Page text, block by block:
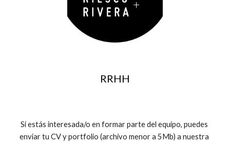
RRHH
Si estás interesada/o en formar parte del equipo, puedes
enviar tu CV y portfolio (archivo menor a 5Mb) a nuestra